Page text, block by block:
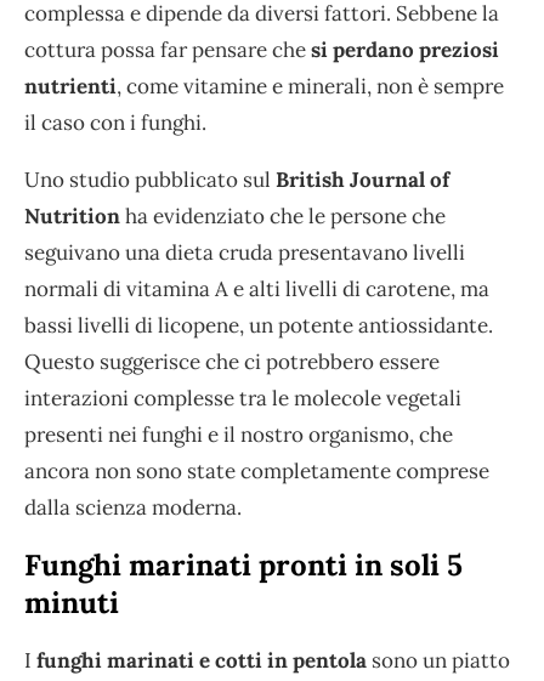
complessa e dipende da diversi fattori. Sebbene la
cottura possa far pensare chesi perdano preziosi
nutrienti, come vitamine e minerali, non è sempre
il caso con i funghi.
Uno studio pubblicato sul British Journal of
Nutritionha evidenziato che le persone che
seguivano una dieta cruda presentavano livelli
normali di vitamina A e alti livelli di carotene, ma
bassi livelli di licopene, un potente antiossidante.
Questo suggerisce che ci potrebbero essere
interazioni complesse tra le molecole vegetali
presenti nei funghi e il nostro organismo, che
ancora non sono state completamente comprese
dalla scienza moderna.
Funghi marinati pronti in soli 5
minuti
I funghi marinati e cotti in pentola sono un piatto